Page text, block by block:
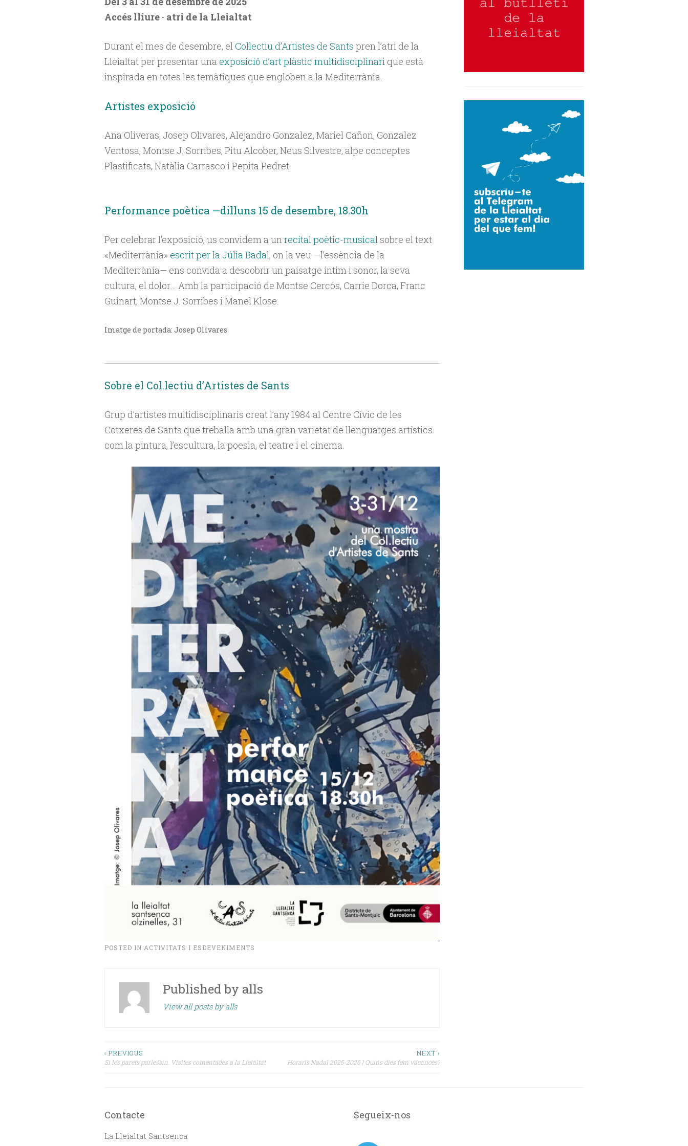
Accés lliure · atri de la Lleialtat
Durant el mes de desembre, elCol·lectiu d’Artistes de Sants pren l’atri de la
Lleialtat per presentar una exposició d’art plàstic multidisciplinarique està
inspirada en totes les temàtiques que engloben a la Mediterrània.
Artistes exposició
Ana Oliveras, Josep Olivares, Alejandro Gonzalez, Mariel Cañon, Gonzalez
Ventosa, Montse J. Sorribes, Pitu Alcober, Neus Silvestre, alpe conceptes
Plastificats, Natàlia Carrasco i Pepita Pedret.
Performance poètica —dilluns 15 de desembre, 18.30h
Per celebrar l’exposició, us convidem a unrecital poètic-musicalsobre el text
«Mediterrània» escrit per la Júlia Badal, on la veu —l’essència de la
Mediterrània— ens convida a descobrir un paisatge íntim i sonor, la seva
cultura, el dolor… Amb la participació de Montse Cercós, Carrie Dorca, Franc
Guinart, Montse J. Sorribes i Manel Klose.
Imatge de portada: Josep Olivares
Sobre el Col.lectiu d’Artistes de Sants
Grup d’artistes multidisciplinaris creat l’any 1984 al Centre Cívic de les
Cotxeres de Sants que treballa amb una gran varietat de llenguatges artístics
com la pintura, l’escultura, la poesia, el teatre i el cinema.
POSTED IN ACTIVITATS I ESDEVENIMENTS
Published by alls
View all posts by alls
Navegació
‹ PREVIOUS
Si les parets parlessin. Visites comentades a la Lleialtat
NEXT ›
Horaris Nadal 2025-2026 | Quins dies fem vacances?
Contacte
La Lleialtat Santsenca
Segueix-nos